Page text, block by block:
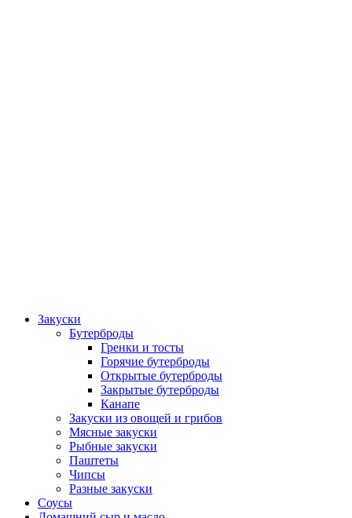
Закуски
Бутерброды
Гренки и тосты
Горячие бутерброды
Открытые бутерброды
Закрытые бутерброды
Канапе
Закуски из овощей и грибов
Мясные закуски
Рыбные закуски
Паштеты
Чипсы
Разные закуски
Соусы